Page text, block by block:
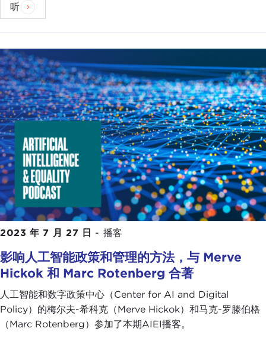
听
2023 年 7 月 27 日 - 播客
影响人工智能政策和管理的方法，与 Merve
Hickok 和 Marc Rotenberg 合著
人工智能和数字政策中心（Center for AI and Digital
Policy）的梅尔夫-希科克（Merve Hickok）和马克-罗滕伯格
（Marc Rotenberg）参加了本期AIEI播客。